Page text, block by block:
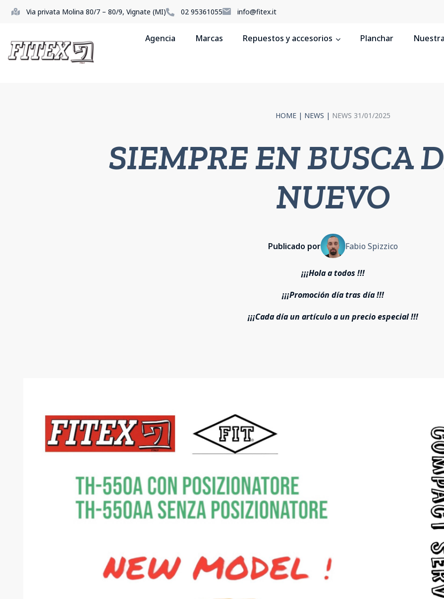
Via privata Molina 80/7 – 80/9, Vignate (MI) 02 95361055 info@fitex.it
Agencia Marcas Repuestos y accesorios Planchar
HOME | NEWS | NEWS 31/01/2025
SIEMPRE EN BUSCA
NUEVO
Publicado por Fabio Spizzico
¡¡¡Hola a todos !!!
¡¡¡Promoción día tras día !!!
¡¡¡Cada día un artículo a un precio especial !!!